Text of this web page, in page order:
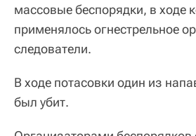
массовые беспорядки, в ходе
применялось огнестрельное
следователи.
В ходе потасовки один из
был убит.